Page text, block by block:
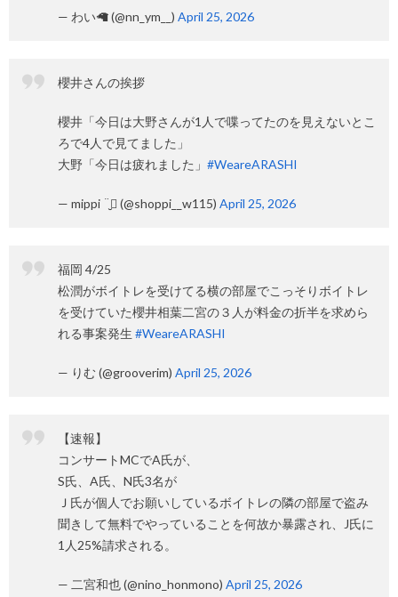
— わい🦙 (@nn_ym__) April 25, 2026
櫻井さんの挨拶
櫻井「今日は大野さんが1人で喋ってたのを見えないとこ
ろで4人で見てました」
大野「今日は疲れました」 #WeareARASHI
— mippi ¨̮⃝ (@shoppi__w115) April 25, 2026
福岡 4/25
松潤がボイトレを受けてる横の部屋でこっそりボイトレ
を受けていた櫻井相葉二宮の３人が料金の折半を求めら
れる事案発生 #WeareARASHI
— りむ (@grooverim) April 25, 2026
【速報】
コンサートMCでA氏が、
S氏、A氏、N氏3名が
Ｊ氏が個人でお願いしているボイトレの隣の部屋で盗み
聞きして無料でやっていることを何故か暴露され、J氏に
1人25%請求される。
— 二宮和也 (@nino_honmono) April 25, 2026